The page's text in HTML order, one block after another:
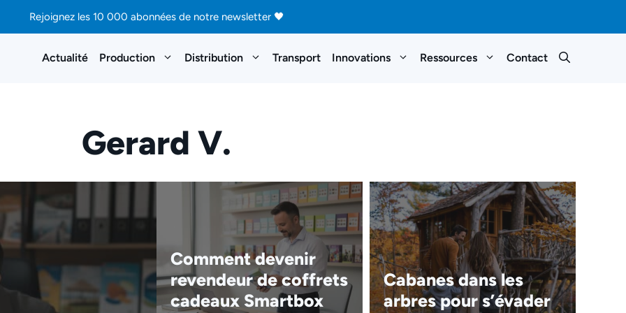
Rejoignez les 10 000 abonnées de notre newsletter 🖤
Actualité Production Distribution Transport Innovations Ressources Contact
Gerard V.
Comment devenir
revendeur de coffrets
cadeaux Smartbox
Cabanes dans les
arbres pour s’évader